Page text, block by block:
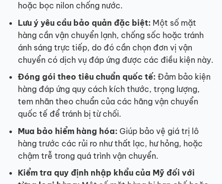
hoặc bọc nilon chống nước.
Lưu ý yêu cầu bảo quản đặc biệt: Một số mặt
hàng cần vận chuyển lạnh, chống sốc hoặc tránh
ánh sáng trực tiếp, do đó cần chọn đơn vị vận
chuyển có dịch vụ đáp ứng được các điều kiện này.
Đóng gói theo tiêu chuẩn quốc tế: Đảm bảo kiện
hàng đáp ứng quy cách kích thước, trọng lượng,
tem nhãn theo chuẩn của các hãng vận chuyển
quốc tế để tránh bị từ chối.
Mua bảo hiểm hàng hóa: Giúp bảo vệ giá trị lô
hàng trước các rủi ro như thất lạc, hư hỏng, hoặc
chậm trễ trong quá trình vận chuyển.
Kiểm tra quy định nhập khẩu của Mỹ đối với